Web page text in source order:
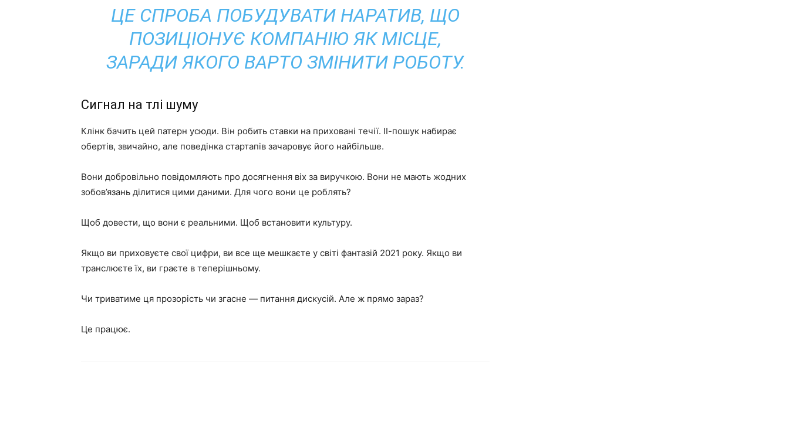
ЦЕ СПРОБА ПОБУДУВАТИ НАРАТИВ, ЩО
ПОЗИЦІОНУЄ КОМПАНІЮ ЯК МІСЦЕ,
ЗАРАДИ ЯКОГО ВАРТО ЗМІНИТИ РОБОТУ.
Сигнал на тлі шуму
Клінк бачить цей патерн усюди. Він робить ставки на приховані течії. ІІ-пошук набирає
обертів, звичайно, але поведінка стартапів зачаровує його найбільше.
Вони добровільно повідомляють про досягнення віх за виручкою. Вони не мають жодних
зобов’язань ділитися цими даними. Для чого вони це роблять?
Щоб довести, що вони є реальними. Щоб встановити культуру.
Якщо ви приховуєте свої цифри, ви все ще мешкаєте у світі фантазій 2021 року. Якщо ви
транслюєте їх, ви граєте в теперішньому.
Чи триватиме ця прозорість чи згасне — питання дискусій. Але ж прямо зараз?
Це працює.